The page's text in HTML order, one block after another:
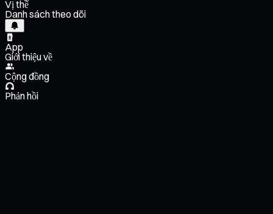
Vị thế
Danh sách theo dõi
App
Giới thiệu về
Cộng đồng
Phản hồi